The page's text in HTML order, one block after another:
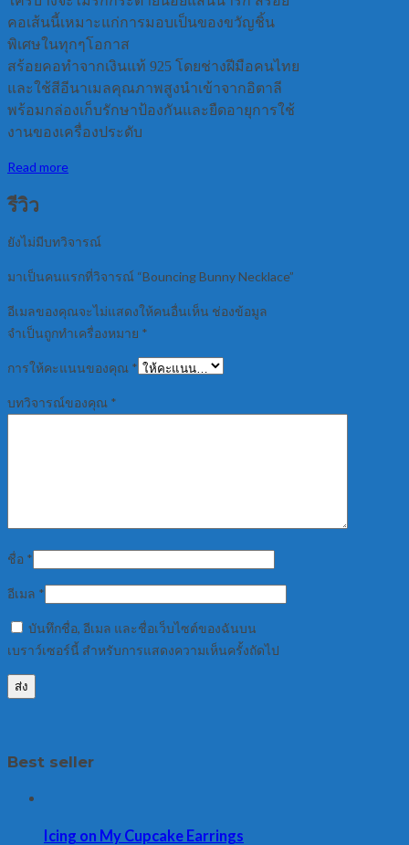
คอเส้นนี้เหมาะแก่การมอบเป็นของขวัญชิ้น
พิเศษในทุกๆโอกาส
สร้อยคอทำจากเงินแท้ 925 โดยช่างฝีมือคนไทย
และใช้สีอีนาเมลคุณภาพสูงนำเข้าจากอิตาลี
พร้อมกล่องเก็บรักษาป้องกันและยืดอายุการใช้
งานของเครื่องประดับ
Read more
รีวิว
ยังไม่มีบทวิจารณ์
มาเป็นคนแรกที่วิจารณ์ “Bouncing Bunny Necklace”
อีเมลของคุณจะไม่แสดงให้คนอื่นเห็น ช่องข้อมูล
จำเป็นถูกทำเครื่องหมาย *
การให้คะแนนของคุณ *
บทวิจารณ์ของคุณ *
ชื่อ *
อีเมล *
บันทึกชื่อ, อีเมล และชื่อเว็บไซต์ของฉันบน
เบราว์เซอร์นี้ สำหรับการแสดงความเห็นครั้งถัดไป
Best seller
Icing on My Cupcake Earrings